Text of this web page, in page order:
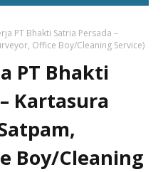
PT Bhakti Satria Persada –
Office Boy/Cleaning Service)
PT Bhakti
Kartasura
Boy/Cleaning